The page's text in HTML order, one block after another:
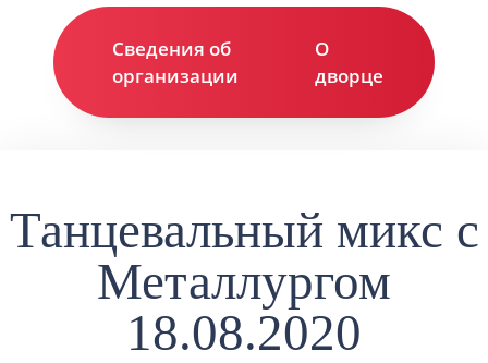
Сведения об
организации
О
дворце
Танцевальный микс с
Металлургом
18.08.2020